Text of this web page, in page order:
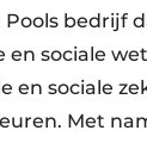
bedrijf
sociale
en sociale
Met